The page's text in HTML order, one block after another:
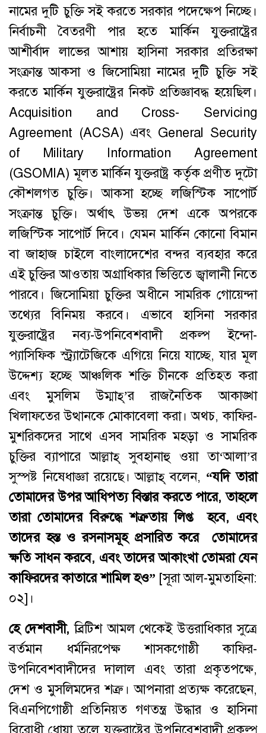
নামের দুটি চুক্তি সই করতে সরকার পদেক্ষেপ নিচ্ছে।
নির্বাচনী বৈতরণী পার হতে মার্কিন যুক্তরাষ্ট্রের
আশীর্বাদ লাভের আশায় হাসিনা সরকার প্রতিরক্ষা
সংক্রান্ত আকসা ও জিসোমিয়া নামের দুটি চুক্তি সই
করতে মার্কিন যুক্তরাষ্ট্রের নিকট প্রতিজ্ঞাবদ্ধ হয়েছিল।
Acquisition and Cross- Servicing
Agreement (ACSA) এবং General Security
of Military Information Agreement
(GSOMIA) মূলত মার্কিন যুক্তরাষ্ট্র কর্তৃক প্রণীত দুটো
কৌশলগত চুক্তি। আকসা হচ্ছে লজিস্টিক সাপোর্ট
সংক্রান্ত চুক্তি। অর্থাৎ উভয় দেশ একে অপরকে
লজিস্টিক সাপোর্ট দিবে। যেমন মার্কিন কোনো বিমান
বা জাহাজ চাইলে বাংলাদেশের বন্দর ব্যবহার করে
এই চুক্তির আওতায় অগ্রাধিকার ভিত্তিতে জ্বালানী নিতে
পারবে। জিসোমিয়া চুক্তির অধীনে সামরিক গোয়েন্দা
তথ্যের বিনিময় করবে। এভাবে হাসিনা সরকার
যুক্তরাষ্ট্রের নব্য-উপনিবেশবাদী প্রকল্প ইন্দো-
প্যাসিফিক স্ট্র্যাটেজিকে এগিয়ে নিয়ে যাচ্ছে, যার মূল
উদ্দেশ্য হচ্ছে আঞ্চলিক শক্তি চীনকে প্রতিহত করা
এবং মুসলিম উম্মাহ্‌’র রাজনৈতিক আকাঙ্খা
খিলাফতের উত্থানকে মোকাবেলা করা। অথচ, কাফির-
মুশরিকদের সাথে এসব সামরিক মহড়া ও সামরিক
চুক্তির ব্যাপারে আল্লাহ্‌ সুবহানাহু ওয়া তা‘আলা’র
সুস্পষ্ট নিষেধাজ্ঞা রয়েছে। আল্লাহ্‌ বলেন, “যদি তারা
তোমাদের উপর আধিপত্য বিস্তার করতে পারে, তাহলে
তারা তোমাদের বিরুদ্ধে শত্রুতায় লিপ্ত হবে, এবং
তাদের হস্ত ও রসনাসমূহ প্রসারিত করে তোমাদের
ক্ষতি সাধন করবে, এবং তাদের আকাংখা তোমরা যেন
কাফিরদের কাতারে শামিল হও” [সূরা আল-মুমতাহিনা:
০২]।
হে দেশবাসী, ব্রিটিশ আমল থেকেই উত্তরাধিকার সুত্রে
বর্তমান ধর্মনিরপেক্ষ শাসকগোষ্ঠী কাফির-
উপনিবেশবাদীদের দালাল এবং তারা প্রকৃতপক্ষে,
দেশ ও মুসলিমদের শত্রু। আপনারা প্রত্যক্ষ করেছেন,
বিএনপিগোষ্ঠী প্রতিনিয়ত গণতন্ত্র উদ্ধার ও হাসিনা